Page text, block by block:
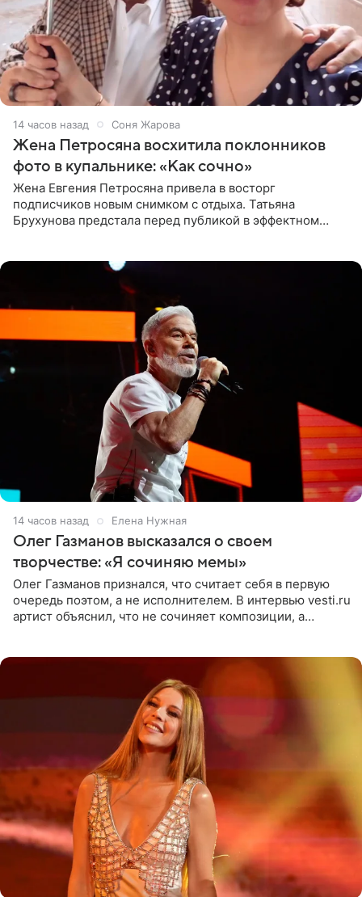
14 часов назад Соня Жарова
Жена Петросяна восхитила поклонников
фото в купальнике: «Как сочно»
Жена Евгения Петросяна привела в восторг
подписчиков новым снимком с отдыха. Татьяна
Брухунова предстала перед публикой в эффектном
14 часов назад Елена Нужная
Олег Газманов высказался о своем
творчестве: «Я сочиняю мемы»
Олег Газманов признался, что считает себя в первую
очередь поэтом, а не исполнителем. В интервью vesti.ru
артист объяснил, что не сочиняет композиции, а